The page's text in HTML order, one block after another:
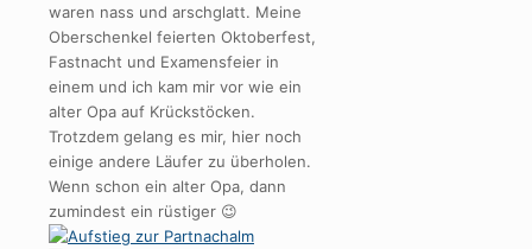
waren nass und arschglatt. Meine
Oberschenkel feierten Oktoberfest,
Fastnacht und Examensfeier in
einem und ich kam mir vor wie ein
alter Opa auf Krückstöcken.
Trotzdem gelang es mir, hier noch
einige andere Läufer zu überholen.
Wenn schon ein alter Opa, dann
zumindest ein rüstiger 😉